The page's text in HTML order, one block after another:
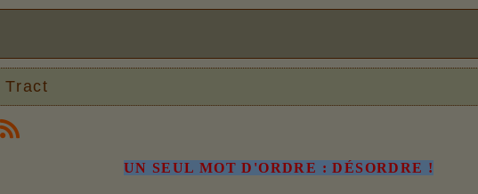
Tract
UN SEUL MOT D'ORDRE : DÉSORDRE !